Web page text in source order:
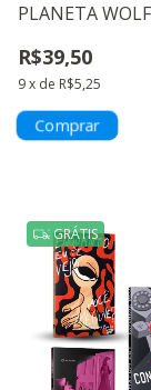
PLANETA
R$39,50
9x de R$5,25
GRÁTIS